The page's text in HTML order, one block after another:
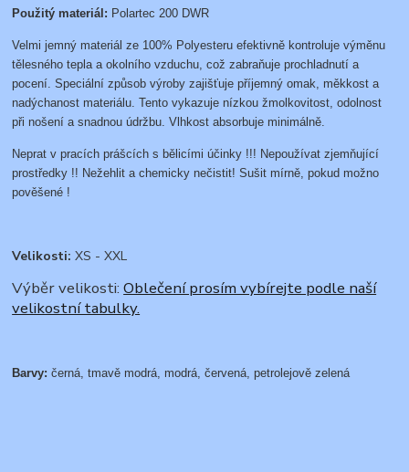
Použitý materiál: Polartec 200 DWR
Velmi jemný materiál ze 100% Polyesteru efektivně kontroluje výměnu
tělesného tepla a okolního vzduchu, což zabraňuje prochladnutí a
pocení. Speciální způsob výroby zajišťuje příjemný omak, měkkost a
nadýchanost materiálu. Tento vykazuje nízkou žmolkovitost, odolnost
při nošení a snadnou údržbu. Vlhkost absorbuje minimálně.
Neprat v pracích prášcích s bělicími účinky !!! Nepoužívat zjemňující
prostředky !! Nežehlit a chemicky nečistit! Sušit mírně, pokud možno
pověšené !
Velikosti: XS - XXL
Výběr velikosti:Oblečení prosím vybírejte podle naší
velikostní tabulky.
Barvy: černá, tmavě modrá, modrá, červená, petrolejově zelená